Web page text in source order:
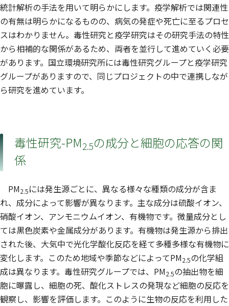
統計解析の手法を用いて明らかにします。疫学解析では関連性
の有無は明らかになるものの、病気の発症や死亡に至るプロセ
スはわかりません。毒性研究と疫学研究はその研究手法の特性
から相補的な関係があるため、両者を並行して進めていく必要
があります。国立環境研究所には毒性研究グループと疫学研究
グループがありますので、同じプロジェクトの中で連携しなが
ら研究を進めています。
毒性研究-PM2.5の成分と細胞の応答の関
係
PM2.5には発生源ごとに、異なる様々な種類の成分が含ま
れ、成分によって影響が異なります。主な成分は硫酸イオン、
硝酸イオン、アンモニウムイオン、有機物です。微量成分とし
ては黒色炭素や金属成分があります。有機物は発生源から排出
された後、大気中で光化学酸化反応を経て多種多様な有機物に
変化します。このため地域や季節などによってPM2.5の化学組
成は異なります。毒性研究グループでは、PM2.5の抽出物を細
胞に曝露し、細胞の死、酸化ストレスの発現など細胞の反応を
観察し、影響を評価します。このように生物の反応を利用した